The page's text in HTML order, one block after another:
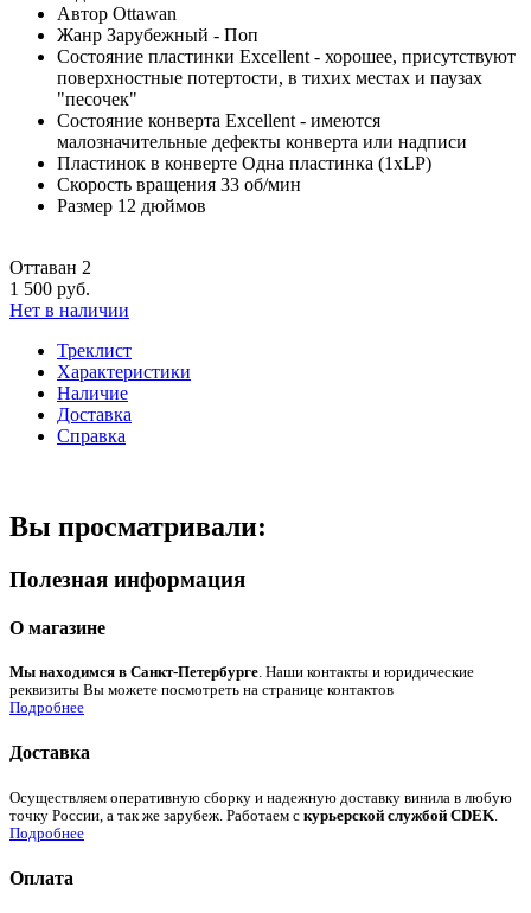
Автор Ottawan
Жанр Зарубежный - Поп
Состояние пластинки Excellent - хорошее, присутствуют
поверхностные потертости, в тихих местах и паузах
"песочек"
Состояние конверта Excellent - имеются
малозначительные дефекты конверта или надписи
Пластинок в конверте Одна пластинка (1xLP)
Скорость вращения 33 об/мин
Размер 12 дюймов
Оттаван 2
1 500 руб.
Нет в наличии
Треклист
Характеристики
Наличие
Доставка
Справка
Вы просматривали:
Полезная информация
О магазине
Мы находимся в Санкт-Петербурге. Наши контакты и юридические
реквизиты Вы можете посмотреть на странице контактов
Подробнее
Доставка
Осуществляем оперативную сборку и надежную доставку винила в любую
точку России, а так же зарубеж. Работаем с курьерской службой CDEK
Подробнее
Оплата